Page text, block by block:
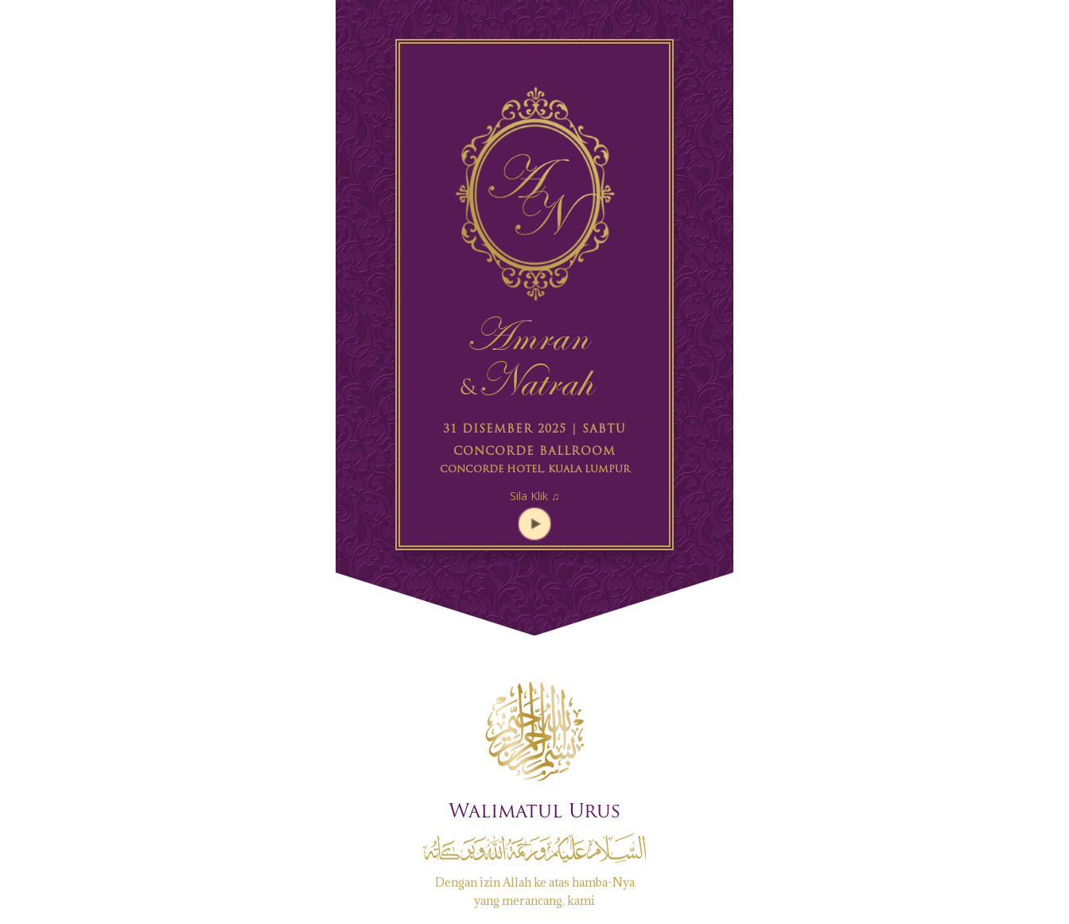
Amran
&Natrah
31 DISEMBER 2025 | SABTU
CONCORDE BALLROOM
CONCORDE HOTEL, KUALA LUMPUR
Sila Klik ♫
Walimatul Urus
Dengan izin Allah ke atas hamba-Nya
yang merancang, kami